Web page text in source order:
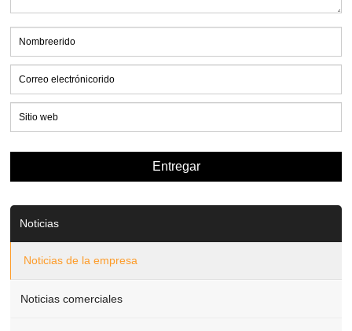
Noticias
Noticias de la empresa
Noticias comerciales